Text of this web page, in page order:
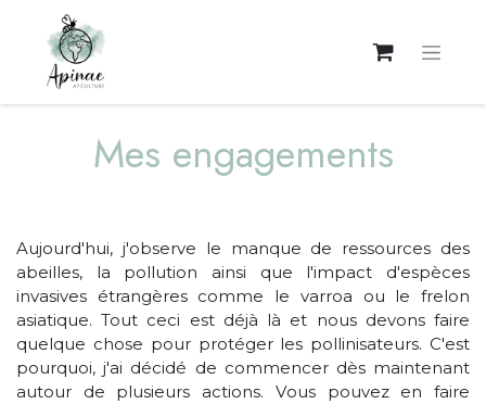
Mes engagements
Aujourd'hui, j'observe le manque de ressources des
abeilles, la pollution ainsi que l'impact d'espèces
invasives étrangères comme le varroa ou le frelon
asiatique. Tout ceci est déjà là et nous devons faire
quelque chose pour protéger les pollinisateurs. C'est
pourquoi, j'ai décidé de commencer dès maintenant
autour de plusieurs actions. Vous pouvez en faire